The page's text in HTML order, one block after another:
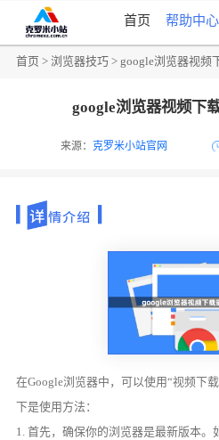
首页 帮助中心
首页 >浏览器技巧 > google浏览器视频
google浏览器视频下
来源：克罗米小站官网
在Google浏览器中，可以使用“视频下
下是使用方法：
1. 首先，确保你的浏览器是最新版本。